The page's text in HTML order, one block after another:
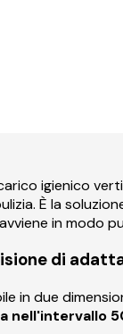
igienico
È la
in modo
di
in due
nell'intervallo